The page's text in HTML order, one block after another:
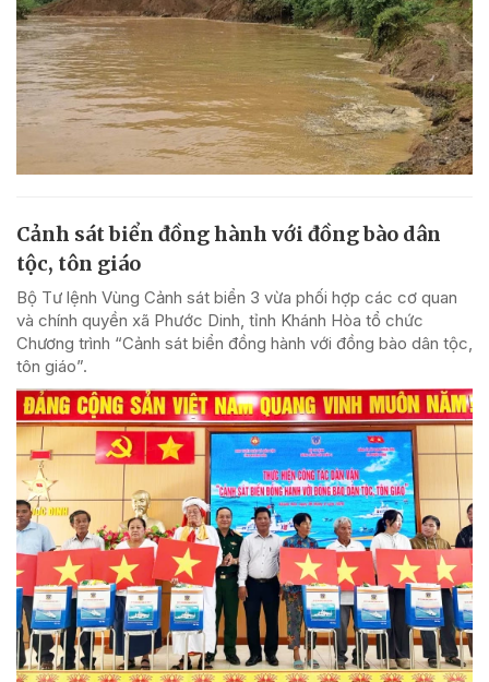
Cảnh sát biển đồng hành với đồng bào dân
tộc, tôn giáo
Bộ Tư lệnh Vùng Cảnh sát biển 3 vừa phối hợp các cơ quan
và chính quyền xã Phước Dinh, tỉnh Khánh Hòa tổ chức
Chương trình “Cảnh sát biển đồng hành với đồng bào dân tộc,
tôn giáo”.